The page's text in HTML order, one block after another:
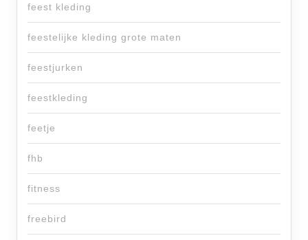
feest kleding
feestelijke kleding grote maten
feestjurken
feestkleding
feetje
fhb
fitness
freebird